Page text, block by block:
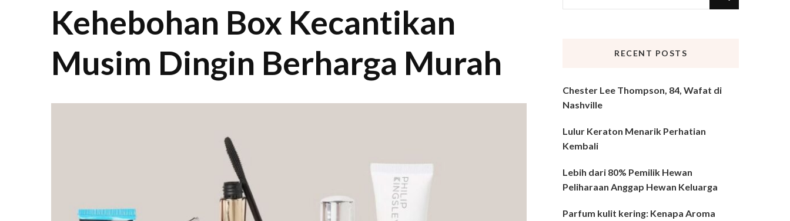
Kehebohan Box Kecantikan
Musim Dingin Berharga Murah
for
RECENT POSTS
Chester Lee Thompson, 84, Wafat di
Nashville
Lulur Keraton Menarik Perhatian
Kembali
Lebih dari 80% Pemilik Hewan
Peliharaan Anggap Hewan Keluarga
Parfum kulit kering: Kenapa Aroma